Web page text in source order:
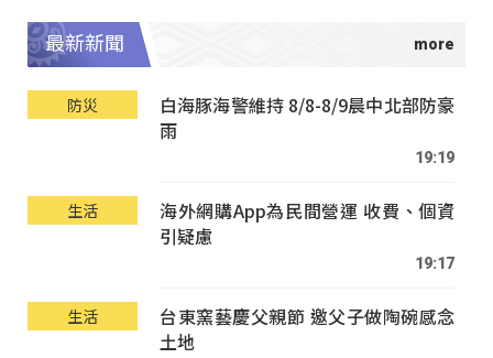
最新新聞
防災
白海豚海警維持 8/8-8/9晨中北部防豪
雨
19:19
生活
海外網購App為民間營運 收費、個資
引疑慮
19:17
生活
台東窯藝慶父親節 邀父子做陶碗感念
土地